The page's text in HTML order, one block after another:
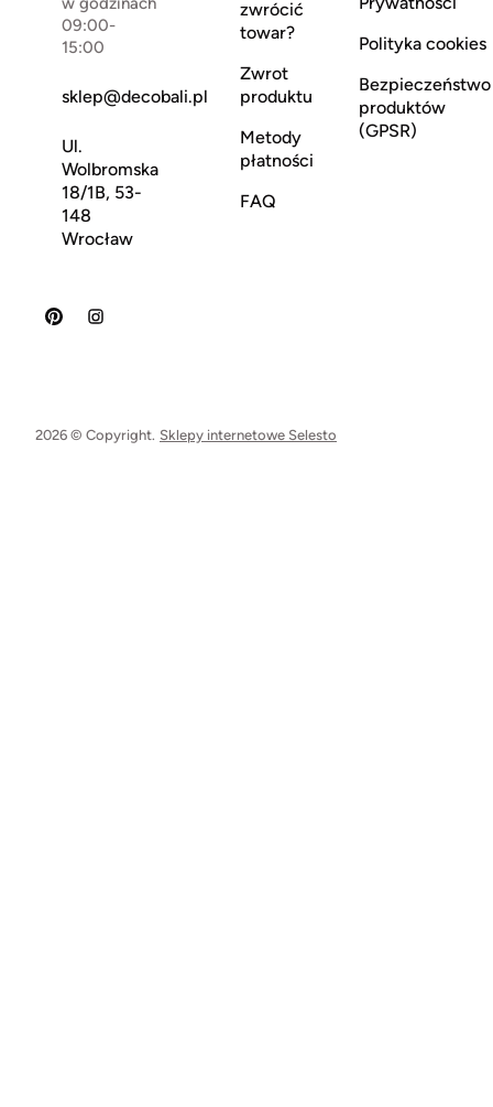
09:00-
15:00
sklep@decobali.pl
Ul.
Wolbromska
18/1B, 53-
148
Wrocław
zwrócić
towar?
Zwrot
produktu
Metody
płatności
FAQ
Polityka cookies
Bezpieczeństwo
produktów
(GPSR)
2026 © Copyright. Sklepy internetowe Selesto